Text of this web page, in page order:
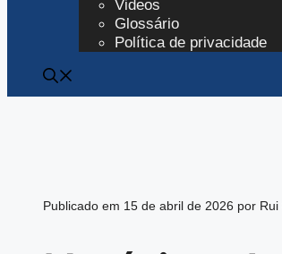
Videos
Glossário
Política de privacidade
Publicado em 15 de abril de 2026 por Rui